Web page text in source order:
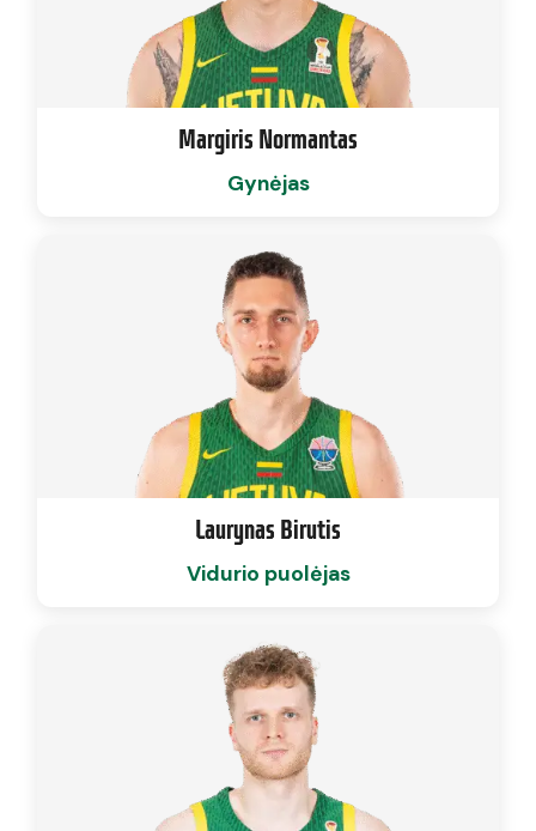
Margiris Normantas
Gynėjas
Laurynas Birutis
Vidurio puolėjas